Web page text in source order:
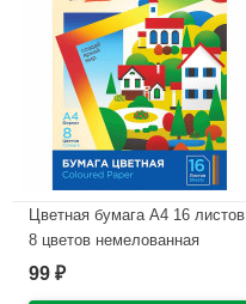
Цветная бумага А4 16 листов
8 цветов немелованная
односторонняя ЛУЧ Школа
99 ₽